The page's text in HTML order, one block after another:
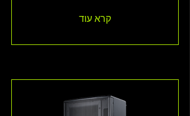
קרא עוד